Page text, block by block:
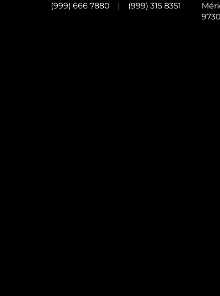
(999) 666 7880
| (999) 315 8351